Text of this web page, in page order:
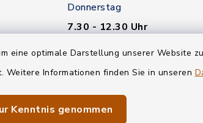
eine optimale Darstellung unserer Website
Informationen finden Sie in unseren
Kenntnis genommen
Donnerstag
7.30 - 12.30 Uhr
Freitag